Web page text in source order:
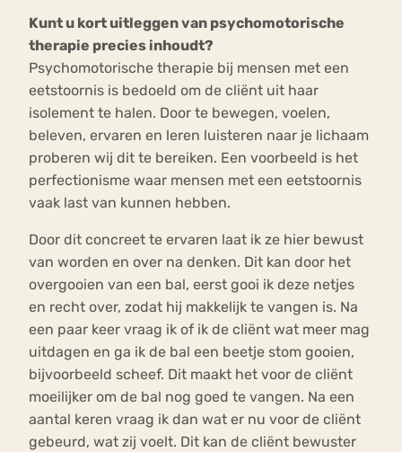
Kunt u kort uitleggen van psychomotorische
therapie precies inhoudt?
Psychomotorische therapie bij mensen met een
eetstoornis is bedoeld om de cliënt uit haar
isolement te halen. Door te bewegen, voelen,
beleven, ervaren en leren luisteren naar je lichaam
proberen wij dit te bereiken. Een voorbeeld is het
perfectionisme waar mensen met een eetstoornis
vaak last van kunnen hebben.
Door dit concreet te ervaren laat ik ze hier bewust
van worden en over na denken. Dit kan door het
overgooien van een bal, eerst gooi ik deze netjes
en recht over, zodat hij makkelijk te vangen is. Na
een paar keer vraag ik of ik de cliënt wat meer mag
uitdagen en ga ik de bal een beetje stom gooien,
bijvoorbeeld scheef. Dit maakt het voor de cliënt
moeilijker om de bal nog goed te vangen. Na een
aantal keren vraag ik dan wat er nu voor de cliënt
gebeurd, wat zij voelt. Dit kan de cliënt bewuster